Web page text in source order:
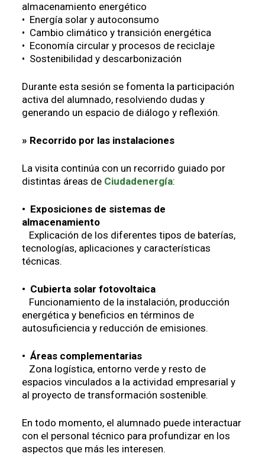
almacenamiento energético
• Energía solar y autoconsumo
• Cambio climático y transición energética
• Economía circular y procesos de reciclaje
• Sostenibilidad y descarbonización
Durante esta sesión se fomenta la participación
activa del alumnado, resolviendo dudas y
generando un espacio de diálogo y reflexión.
» Recorrido por las instalaciones
La visita continúa con un recorrido guiado por
distintas áreas de Ciudadenergía:
• Exposiciones de sistemas de
almacenamiento
Explicación de los diferentes tipos de baterías,
tecnologías, aplicaciones y características
técnicas.
• Cubierta solar fotovoltaica
Funcionamiento de la instalación, producción
energética y beneficios en términos de
autosuficiencia y reducción de emisiones.
• Áreas complementarias
Zona logística, entorno verde y resto de
espacios vinculados a la actividad empresarial y
al proyecto de transformación sostenible.
En todo momento, el alumnado puede interactuar
con el personal técnico para profundizar en los
aspectos que más les interesen.